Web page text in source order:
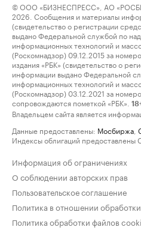
© ООО «БИЗНЕСПРЕСС», АО
2026. Сообщения и материалы
(свидетельство о регистрации
выдано Федеральной службой по
информационных технологий и
(Роскомнадзор) 09.12.2015 за
издания «РБК» (свидетельство о
информации выдано Федеральной
информационных технологий и
(Роскомнадзор) 03.12.2021 за
сопровождаются пометкой «РБК».
Владельцем сайта является
Данные предоставлены: Мосбиржа
Индексы облигаций предоставлены
Информация об ограничениях
О соблюдении авторских прав
Пользовательское соглашение
Политика в отношении
Политика обработки файлов